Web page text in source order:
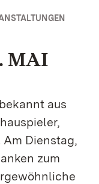
MAI
aus
Dienstag,
zum